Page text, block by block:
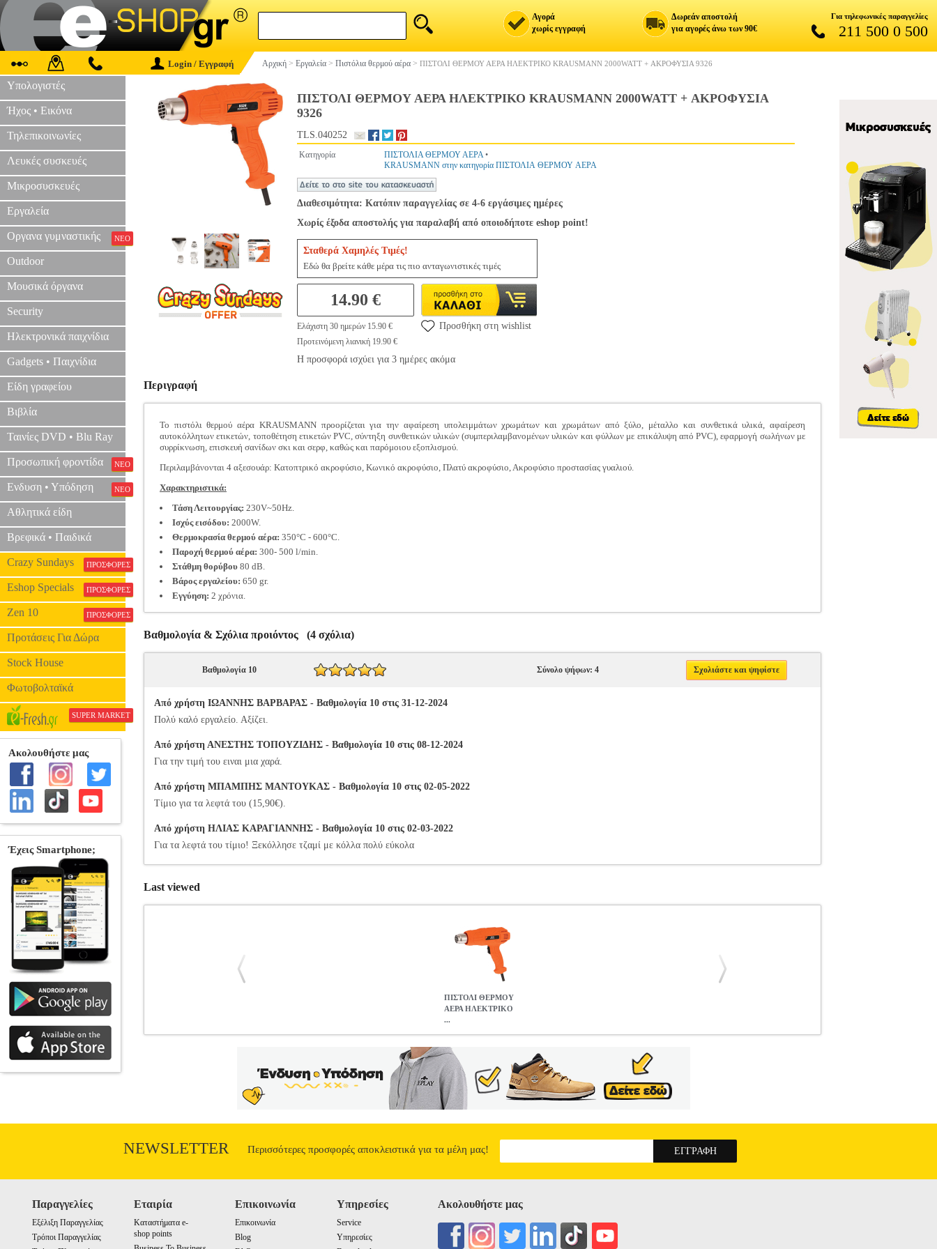
Αγορά
χωρίς εγγραφή
Δωρεάν αποστολή
για αγορές άνω των 90€
Για τηλεφωνικές παραγγελίες
211 500 0 500
Login / Εγγραφή Αρχική > Εργαλεία > Πιστόλια θερμού αέρα > ΠΙΣΤΟΛΙ ΘΕΡΜΟΥ ΑΕΡΑ ΗΛΕΚΤΡΙΚΟ KRAUSMANN 2000WATT + ΑΚΡΟΦΥΣΙΑ 9326
Υπολογιστές
Ήχος • Εικόνα
Τηλεπικοινωνίες
Λευκές συσκευές
Μικροσυσκευές
Εργαλεία
Οργανα γυμναστικής ΝΕΟ
Outdoor
Μουσικά όργανα
Security
Ηλεκτρονικά παιχνίδια
Gadgets • Παιχνίδια
Είδη γραφείου
Βιβλία
Ταινίες DVD • Blu Ray
Προσωπική φροντίδα ΝΕΟ
Ενδυση • Υπόδηση ΝΕΟ
Αθλητικά είδη
Βρεφικά • Παιδικά
Crazy Sundays ΠΡΟΣΦΟΡΕΣ
Eshop Specials ΠΡΟΣΦΟΡΕΣ
Zen 10 ΠΡΟΣΦΟΡΕΣ
Προτάσεις Για Δώρα
Stock House
Φωτοβολταϊκά
SUPER MARKET
ΠΙΣΤΟΛΙ ΘΕΡΜΟΥ ΑΕΡΑ ΗΛΕΚΤΡΙΚΟ KRAUSMANN 2000WATT + ΑΚΡΟΦΥΣΙΑ
9326
TLS.040252
Κατηγορία ΠΙΣΤΟΛΙΑ ΘΕΡΜΟΥ ΑΕΡΑ•
KRAUSMANN στην κατηγορία ΠΙΣΤΟΛΙΑ ΘΕΡΜΟΥ ΑΕΡΑ
Διαθεσιμότητα: Κατόπιν παραγγελίας σε 4-6 εργάσιμες ημέρες
Χωρίς έξοδα αποστολής για παραλαβή από οποιοδήποτε eshop point!
Σταθερά Χαμηλές Τιμές!
Εδώ θα βρείτε κάθε μέρα τις πιο ανταγωνιστικές τιμές
14.90 €
Ελάχιστη 30 ημερών 15.90 €
Προτεινόμενη λιανική 19.90 €
Προσθήκη στη wishlist
Η προσφορά ισχύει για 3 ημέρες ακόμα
Περιγραφή
Το πιστόλι θερμού αέρα KRAUSMANN προορίζεται για την αφαίρεση υπολειμμάτων χρωμάτων και χρωμάτων από ξύλο, μέταλλο και συνθετικά υλικά, αφαίρεση
αυτοκόλλητων ετικετών, τοποθέτηση ετικετών PVC, σύντηξη συνθετικών υλικών (συμπεριλαμβανομένων υλικών και φύλλων με επικάλυψη από PVC), εφαρμογή σωλήνων με
συρρίκνωση, επισκευή σανίδων σκι και σερφ, καθώς και παρόμοιου εξοπλισμού.
Περιλαμβάνονται 4 αξεσουάρ: Κατοπτρικό ακροφύσιο, Κωνικό ακροφύσιο, Πλατύ ακροφύσιο, Ακροφύσιο προστασίας γυαλιού.
Χαρακτηριστικά:
Τάση Λειτουργίας: 230V~50Hz.
Ισχύς εισόδου: 2000W.
Θερμοκρασία θερμού αέρα: 350°C - 600°C.
Παροχή θερμού αέρα: 300- 500 l/min.
Στάθμη θορύβου 80 dB.
Βάρος εργαλείου: 650 gr.
Εγγύηση: 2 χρόνια.
Βαθμολογία & Σχόλια προιόντος (4 σχόλια)
Βαθμολογία 10 Σύνολο ψήφων: 4 Σχολιάστε και ψηφίστε
Από χρήστη ΙΩΑΝΝΗΣ ΒΑΡΒΑΡΑΣ - Βαθμολογία 10 στις 31-12-2024
Πολύ καλό εργαλείο. Αξίζει.
Από χρήστη ΑΝΕΣΤΗΣ ΤΟΠΟΥΖΙΔΗΣ - Βαθμολογία 10 στις 08-12-2024
Για την τιμή του ειναι μια χαρά.
Από χρήστη ΜΠΑΜΠΗΣ ΜΑΝΤΟΥΚΑΣ - Βαθμολογία 10 στις 02-05-2022
Τίμιο για τα λεφτά του (15,90€).
Από χρήστη ΗΛΙΑΣ ΚΑΡΑΓΙΑΝΝΗΣ - Βαθμολογία 10 στις 02-03-2022
Για τα λεφτά του τίμιο! Ξεκόλλησε τζαμί με κόλλα πολύ εύκολα
Last viewed
ΠΙΣΤΟΛΙ ΘΕΡΜΟΥ
ΑΕΡΑ ΗΛΕΚΤΡΙΚΟ
...
Κατηγορία: ΠΙΣΤΟΛΙΑ ΘΕΡΜΟΥ ΑΕΡΑ •KRAUSMANN στην κατηγορία ΠΙΣΤΟΛΙΑ ΘΕΡΜΟΥ ΑΕΡΑ Το πιστόλι θερμού
αέρα KRAUSMANN προορίζεται για την αφαίρεση υπολειμμάτων χρωμάτων και χρωμάτων από ξύλο, μέταλλο και συνθετικά υλικά, αφαίρεση αυτοκόλλητων
ετικετών, τοποθέτηση ετικετών PVC, σύντηξη συνθετικών υλικών (συμπεριλαμβανομένων υλικών και φύλλων με επικάλυψη από PVC), εφαρμογή σωλήνων
με συρρίκνωση, επισκευή σανίδων σκι και σερφ, καθώς και παρόμοιου εξοπλισμού.Περιλαμβάνονται 4 αξεσουάρ: Κατοπτρικό ακροφύσιο, Κωνικό ακροφύσιο,
Πλατύ ακροφύσιο, Ακροφύσιο προστασίας γυαλιού. Χαρακτηριστικά: • Τάση Λειτουργίας: 230V~50Hz.• Ισχύς εισόδου: 2000W.• Θερμοκρασία θερμού αέρα:
10 4
NEWSLETTER Περισσότερες προσφορές αποκλειστικά για τα μέλη μας!
Παραγγελίες
Εξέλιξη Παραγγελίας
Τρόποι Παραγγελίας
Εταιρία
Καταστήματα e-
shop points
Επικοινωνία
Επικοινωνία
Blog
Υπηρεσίες
Service
Υπηρεσίες
Ακολουθήστε μας